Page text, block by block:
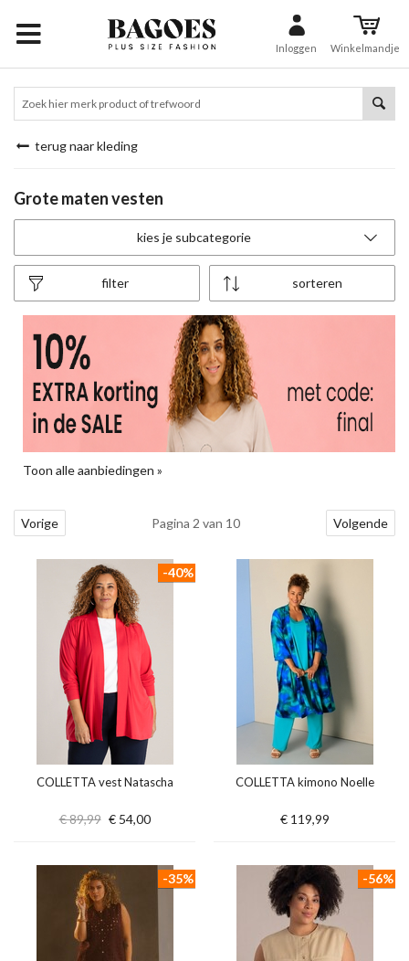
Inloggen Winkelmandje
terug naar kleding
Grote maten vesten
kies je subcategorie
sorteren
filter
Toon alle aanbiedingen »
Vorige Pagina 2 van 10 Volgende
COLLETTA vest Natascha
€ 89,99 € 54,00
-40%
COLLETTA kimono Noelle
€ 119,99
-35% -56%